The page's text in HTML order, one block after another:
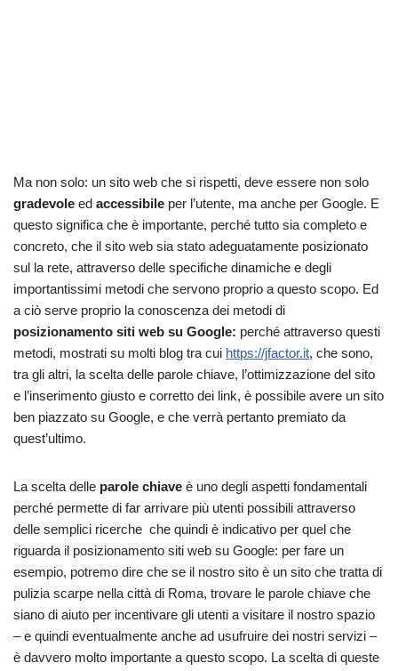
Ma non solo: un sito web che si rispetti, deve essere non solo
gradevole ed accessibile per l’utente, ma anche per Google. E
questo significa che è importante, perché tutto sia completo e
concreto, che il sito web sia stato adeguatamente posizionato
sul la rete, attraverso delle specifiche dinamiche e degli
importantissimi metodi che servono proprio a questo scopo. Ed
a ciò serve proprio la conoscenza dei metodi di
posizionamento siti web su Google: perché attraverso questi
metodi, mostrati su molti blog tra cui https://jfactor.it, che sono,
tra gli altri, la scelta delle parole chiave, l’ottimizzazione del sito
e l’inserimento giusto e corretto dei link, è possibile avere un sito
ben piazzato su Google, e che verrà pertanto premiato da
quest’ultimo.
La scelta delle parole chiave è uno degli aspetti fondamentali
perché permette di far arrivare più utenti possibili attraverso
delle semplici ricerche che quindi è indicativo per quel che
riguarda il posizionamento siti web su Google: per fare un
esempio, potremo dire che se il nostro sito è un sito che tratta di
pulizia scarpe nella città di Roma, trovare le parole chiave che
siano di aiuto per incentivare gli utenti a visitare il nostro spazio
– e quindi eventualmente anche ad usufruire dei nostri servizi –
è davvero molto importante a questo scopo. La scelta di queste